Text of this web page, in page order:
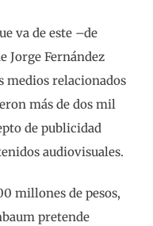
va de este –de
Jorge Fernández
medios relacionados
más de dos mil
de publicidad
audiovisuales.
millones de pesos,
pretende